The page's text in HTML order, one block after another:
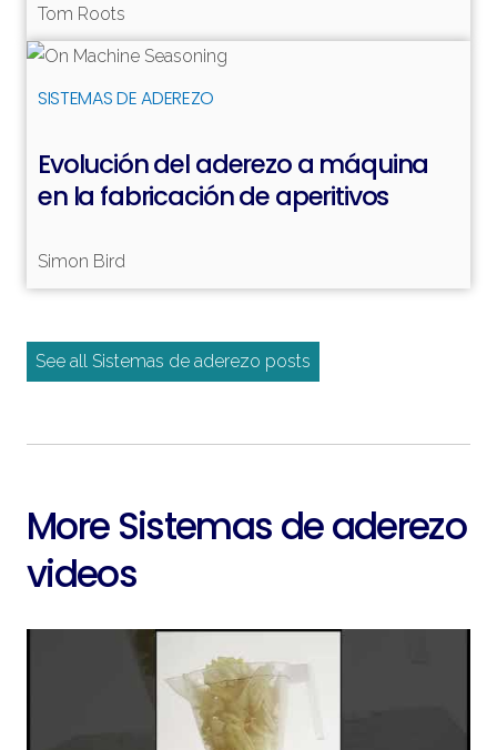
Tom Roots
SISTEMAS DE ADEREZO
Evolución del aderezo a máquina
en la fabricación de aperitivos
Simon Bird
See all Sistemas de aderezo posts
More Sistemas de aderezo
videos